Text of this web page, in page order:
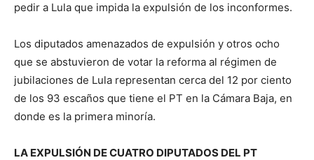
pedir a Lula que impida la expulsión de los inconformes.
Los diputados amenazados de expulsión y otros ocho
que se abstuvieron de votar la reforma al régimen de
jubilaciones de Lula representan cerca del 12 por ciento
de los 93 escaños que tiene el PT en la Cámara Baja, en
donde es la primera minoría.
LA EXPULSIÓN DE CUATRO DIPUTADOS DEL PT